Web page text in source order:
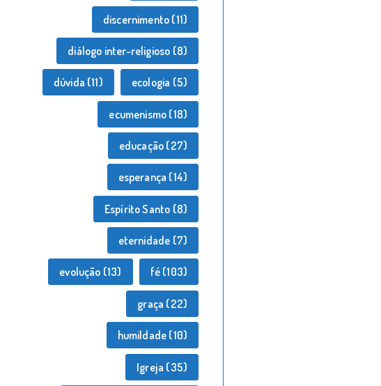
discernimento (11)
diálogo inter-religioso (8)
dúvida (11) ecologia (5)
ecumenismo (18)
educação (27)
esperança (14)
Espírito Santo (8)
eternidade (7)
evolução (13) fé (103)
graça (22)
humildade (10)
Igreja (35)